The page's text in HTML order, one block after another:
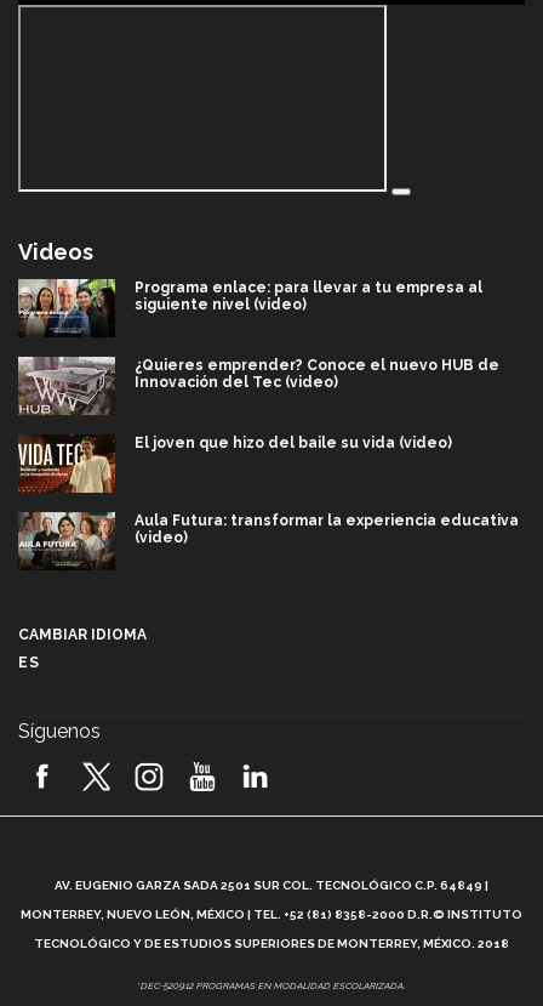
Videos
Programa enlace: para llevar a tu empresa al
siguiente nivel (video)
¿Quieres emprender? Conoce el nuevo HUB de
Innovación del Tec (video)
El joven que hizo del baile su vida (video)
Aula Futura: transformar la experiencia educativa
(video)
2026! (video)
¿Cómo es el Modelo Educativo Tec? (video)
Vida Tec: Feminismo e Inteligencia Artificial, Paola
CAMBIAR IDIOMA
ES
Síguenos
AV. EUGENIO GARZA SADA 2501 SUR COL. TECNOLÓGICO C.P. 64849 |
MONTERREY, NUEVO LEÓN, MÉXICO | TEL. +52 (81) 8358-2000 D.R.© INSTITUTO
TECNOLÓGICO Y DE ESTUDIOS SUPERIORES DE MONTERREY, MÉXICO. 2018
*DEC-520912 PROGRAMAS EN MODALIDAD ESCOLARIZADA.